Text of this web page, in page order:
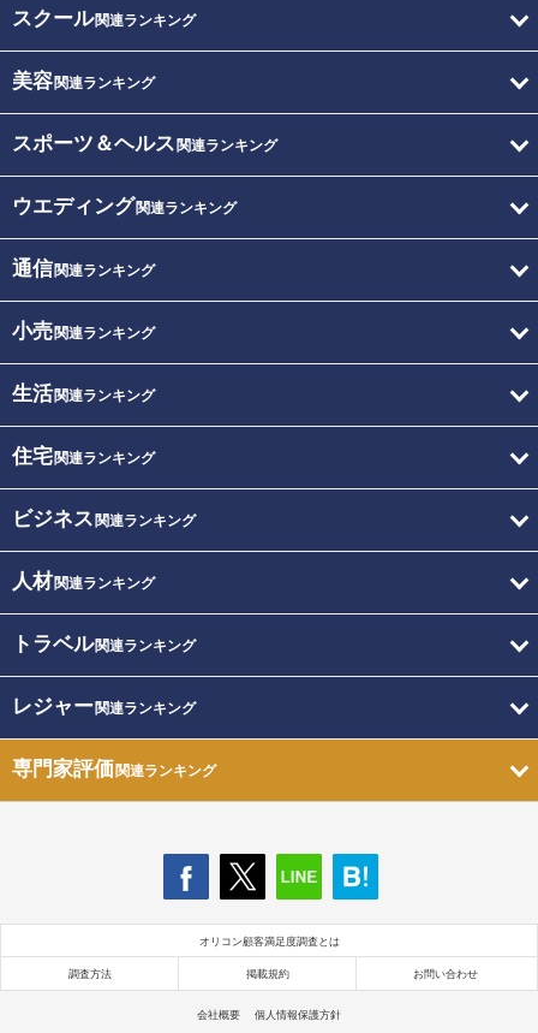
スクール関連ランキング
美容関連ランキング
スポーツ＆ヘルス 関連ランキング
ウエディング関連ランキング
通信関連ランキング
小売関連ランキング
生活関連ランキング
住宅関連ランキング
ビジネス 関連ランキング
人材関連ランキング
トラベル関連ランキング
レジャー関連ランキング
専門家評価関連ランキング
オリコン顧客満足度調査とは
調査方法 掲載規約 お問い合わせ
会社概要 個人情報保護方針